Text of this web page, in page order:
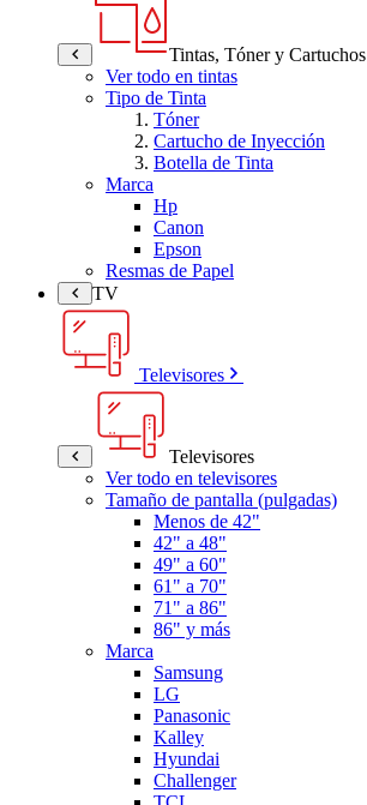
Tintas, Tóner y Cartuchos
Ver todo en tintas
Tipo de Tinta
Tóner
Cartucho de Inyección
Botella de Tinta
Marca
Hp
Canon
Epson
Resmas de Papel
TV
Televisores
Televisores
Ver todo en televisores
Tamaño de pantalla (pulgadas)
Menos de 42"
42" a 48"
49" a 60"
61" a 70"
71" a 86"
86" y más
Marca
Samsung
LG
Panasonic
Kalley
Hyundai
Challenger